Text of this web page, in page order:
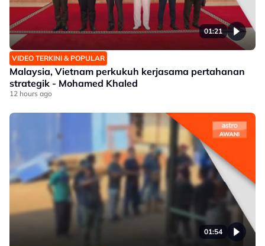
01:21
VIDEO TERKINI & POPULAR
Malaysia, Vietnam perkukuh kerjasama pertahanan
strategik - Mohamed Khaled
12 hours ago
01:54